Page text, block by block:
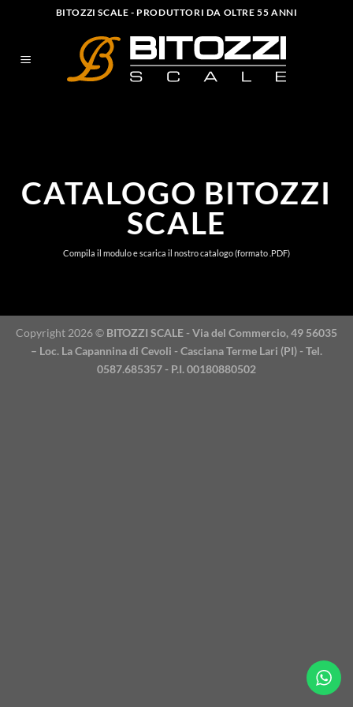
BITOZZI SCALE - PRODUTTORI DA OLTRE 55 ANNI
CATALOGO BITOZZI
SCALE
Compila il modulo e scarica il nostro catalogo (formato .PDF)
Copyright 2026 © BITOZZI SCALE - Via del Commercio, 49 56035
– Loc. La Capannina di Cevoli - Casciana Terme Lari (PI) - Tel.
0587.685357 - P.I. 00180880502